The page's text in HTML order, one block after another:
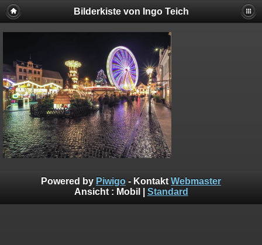
Bilderkiste von Ingo Teich
Powered by Piwigo - Kontakt Webmaster
Ansicht : Mobil Standard